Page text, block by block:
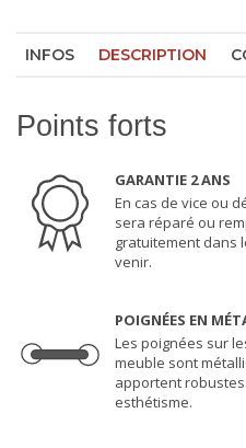
INFOS DESCRIPTION
Points forts
GARANTIE 2 ANS
En cas de vice ou
sera réparé ou
gratuitement dans
venir.
POIGNÉES EN
Les poignées sur
meuble sont
apportent
esthétisme.